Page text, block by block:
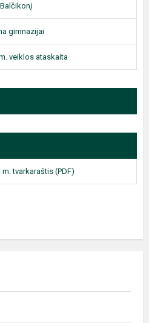
gimnazijai
veiklos ataskaita
m. tvarkaraštis (PDF)